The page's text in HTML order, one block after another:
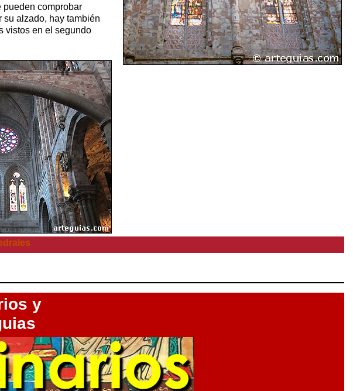
pueden comprobar
alzado, hay también
vistos en el segundo
y